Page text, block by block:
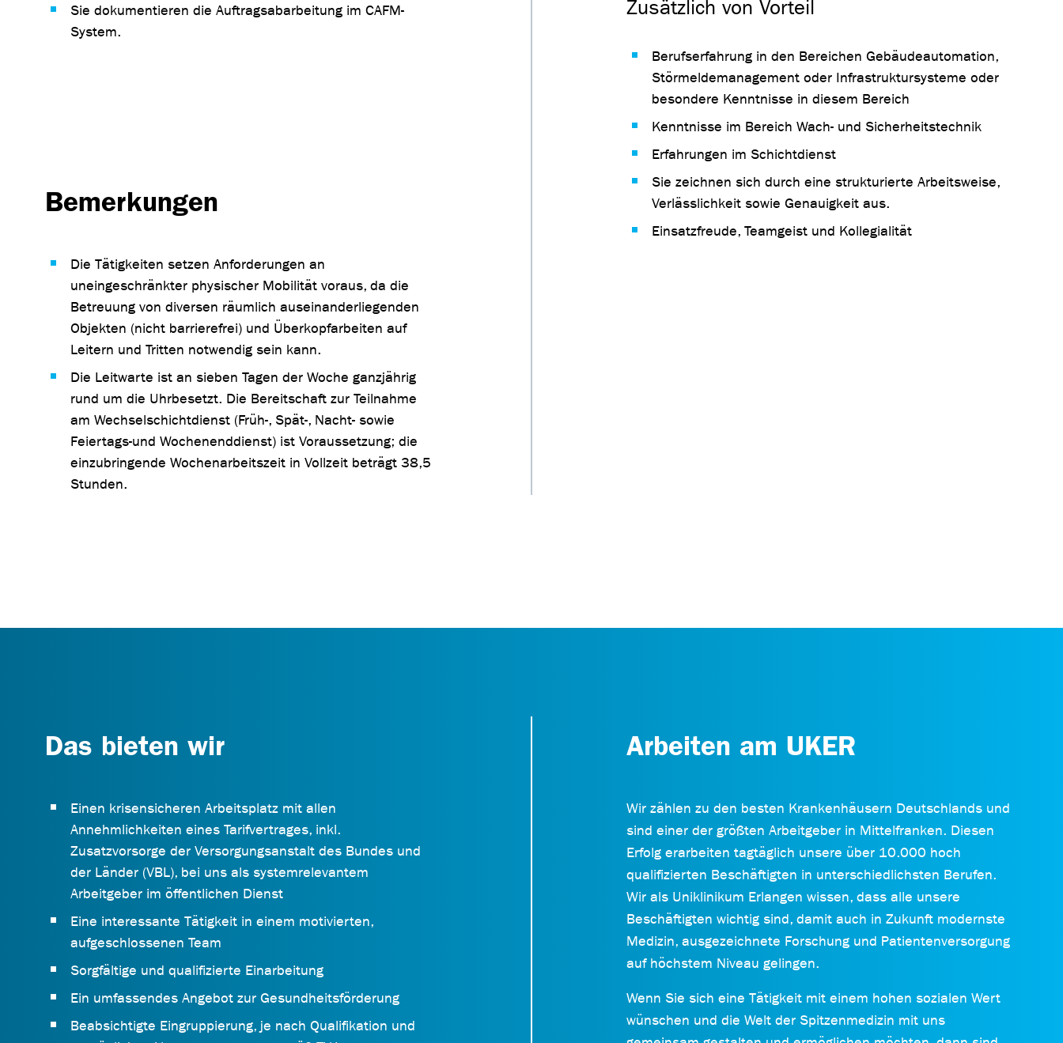
Sie dokumentieren die Auftragsabarbeitung im CAFM-
System.
Bemerkungen
Die Tätigkeiten setzen Anforderungen an
uneingeschränkter physischer Mobilität voraus, da die
Betreuung von diversen räumlich auseinanderliegenden
Objekten (nicht barrierefrei) und Überkopfarbeiten auf
Leitern und Tritten notwendig sein kann.
Die Leitwarte ist an sieben Tagen der Woche ganzjährig
rund um die Uhrbesetzt. Die Bereitschaft zur Teilnahme
am Wechselschichtdienst (Früh-, Spät-, Nacht- sowie
Feiertags-und Wochenenddienst) ist Voraussetzung; die
einzubringende Wochenarbeitszeit in Vollzeit beträgt 38,5
Stunden.
Zusätzlich von Vorteil
Berufserfahrung in den Bereichen Gebäudeautomation,
Störmeldemanagement oder Infrastruktursysteme oder
besondere Kenntnisse in diesem Bereich
Kenntnisse im Bereich Wach- und Sicherheitstechnik
Erfahrungen im Schichtdienst
Sie zeichnen sich durch eine strukturierte Arbeitsweise,
Verlässlichkeit sowie Genauigkeit aus.
Einsatzfreude, Teamgeist und Kollegialität
Das bieten wir
Einen krisensicheren Arbeitsplatz mit allen
Annehmlichkeiten eines Tarifvertrages, inkl.
Zusatzvorsorge der Versorgungsanstalt des Bundes und
der Länder (VBL), bei uns als systemrelevantem
Arbeitgeber im öffentlichen Dienst
Eine interessante Tätigkeit in einem motivierten,
aufgeschlossenen Team
Sorgfältige und qualifizierte Einarbeitung
Ein umfassendes Angebot zur Gesundheitsförderung
Beabsichtigte Eingruppierung, je nach Qualifikation und
Arbeiten am UKER
Wir zählen zu den besten Krankenhäusern Deutschlands und
sind einer der größten Arbeitgeber in Mittelfranken. Diesen
Erfolg erarbeiten tagtäglich unsere über 10.000 hoch
qualifizierten Beschäftigten in unterschiedlichsten Berufen.
Wir als Uniklinikum Erlangen wissen, dass alle unsere
Beschäftigten wichtig sind, damit auch in Zukunft modernste
Medizin, ausgezeichnete Forschung und Patientenversorgung
auf höchstem Niveau gelingen.
Wenn Sie sich eine Tätigkeit mit einem hohen sozialen Wert
wünschen und die Welt der Spitzenmedizin mit uns